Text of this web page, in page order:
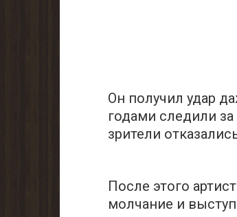
Он получил удар
годами следили
зрители
После этого
молчание и